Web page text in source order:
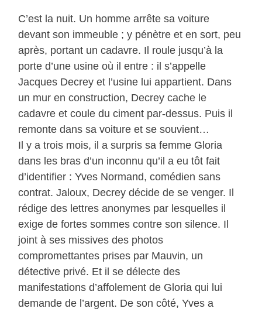
C’est la nuit. Un homme arrête sa voiture
devant son immeuble ; y pénètre et en sort, peu
après, portant un cadavre. Il roule jusqu’à la
porte d’une usine où il entre : il s’appelle
Jacques Decrey et l’usine lui appartient. Dans
un mur en construction, Decrey cache le
cadavre et coule du ciment par-dessus. Puis il
remonte dans sa voiture et se souvient…
Il y a trois mois, il a surpris sa femme Gloria
dans les bras d’un inconnu qu’il a eu tôt fait
d’identifier : Yves Normand, comédien sans
contrat. Jaloux, Decrey décide de se venger. Il
rédige des lettres anonymes par lesquelles il
exige de fortes sommes contre son silence. Il
joint à ses missives des photos
compromettantes prises par Mauvin, un
détective privé. Et il se délecte des
manifestations d’affolement de Gloria qui lui
demande de l’argent. De son côté, Yves a